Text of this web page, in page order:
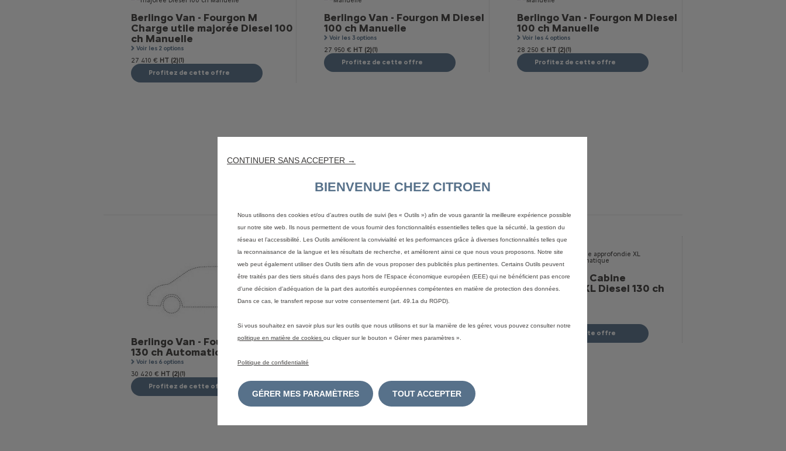
Berlingo Van - Fourgon M
Charge utile majorée Diesel 100
ch Manuelle
Voir les 2 options
27 410 € HT (2)(1)
Profitez de cette offre
Berlingo Van - Fourgon M Diesel
100 ch Manuelle
Voir les 3 options
27 950 € HT (2)(1)
Profitez de cette offre
Berlingo Van - Fourgon M Diesel
100 ch Manuelle
Voir les 4 options
28 250 € HT (2)(1)
Profitez de cette offre
Berlingo Van - Fourgon M Diesel
130 ch Automatique
Voir les 6 options
30 420 € HT (2)(1)
Profitez de cette offre
Berlingo Van - Fourgon M Diesel
130 ch Automatique
Voir les 3 options
Profitez de cette offre
Berlingo Van - Cabine
approfondie XL Diesel 130 ch
Profitez de cette offre
CONTINUER SANS ACCEPTER →
BIENVENUE CHEZ CITROEN
Nous utilisons des cookies et/ou d’autres outils de suivi (les « Outils ») afin de vous garantir la meilleure expérience possible
sur notre site web. Ils nous permettent de vous fournir des fonctionnalités essentielles telles que la sécurité, la gestion du
réseau et l’accessibilité. Les Outils améliorent la convivialité et les performances grâce à diverses fonctionnalités telles que
la reconnaissance de la langue et les résultats de recherche, et améliorent ainsi ce que nous vous proposons. Notre site
web peut également utiliser des Outils tiers afin de vous proposer des publicités plus pertinentes. Certains Outils peuvent
être traités par des tiers situés dans des pays hors de l'Espace économique européen (EEE) qui ne bénéficient pas encore
d'une décision d'adéquation de la part des autorités européennes compétentes en matière de protection des données.
Dans ce cas, le transfert repose sur votre consentement (art. 49.1a du RGPD).
Si vous souhaitez en savoir plus sur les outils que nous utilisons et sur la manière de les gérer, vous pouvez consulter notre
politique en matière de cookies ou cliquer sur le bouton « Gérer mes paramètres ».
Politique de confidentialité
GÉRER MES PARAMÈTRES TOUT ACCEPTER